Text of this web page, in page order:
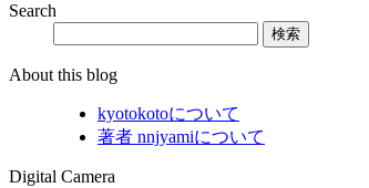
Search
About this blog
kyotokotoについて
著者 nnjyamiについて
Digital Camera